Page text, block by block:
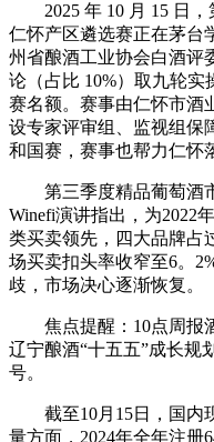
2025 年 10 月 15 日，
仁怀产区遴选赛正在茅台
州省酿酒工业协会白酒评
论（占比 10%）取九轮实
赛名额。赛事由仁怀市酒
设专家评审组、监视组保
和国赛，赛事也帮力仁怀
第三季度精品葡萄酒市
Winefi演讲指出，为2022
类买卖领先，四大品牌占
场买卖扣头率收窄至6。
歧，市场决心逐渐恢复。
焦点提醒：10点周报酒
辽宁酿酒“十五五”成长规
号。
截至10月15日，国内
量方面，2024年全年注册